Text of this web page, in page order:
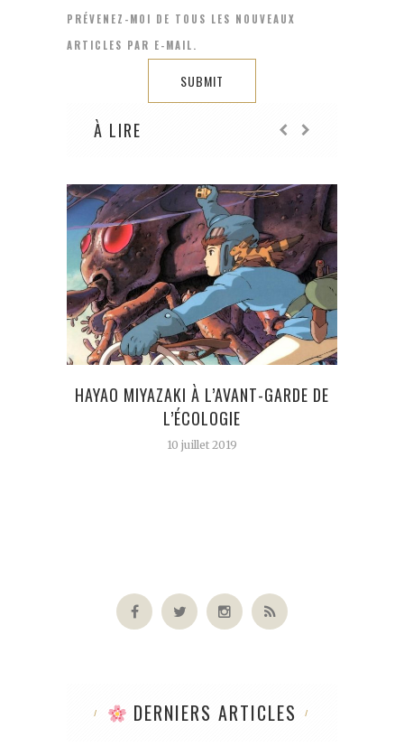
PRÉVENEZ-MOI DE TOUS LES NOUVEAUX
ARTICLES PAR E-MAIL.
À LIRE
HAYAO MIYAZAKI À L’AVANT-GARDE DE
L’ÉCOLOGIE
10 juillet 2019
DERNIERS ARTICLES